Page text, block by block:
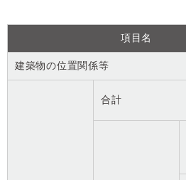
項目名
建築物の位置関係等
合計